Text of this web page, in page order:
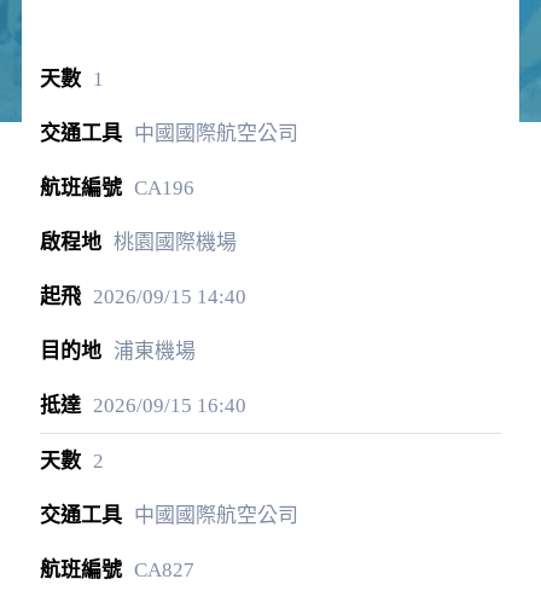
1
中國國際航空公司
CA196
桃園國際機場
2026/09/15 14:40
浦東機場
2026/09/15 16:40
2
中國國際航空公司
CA827